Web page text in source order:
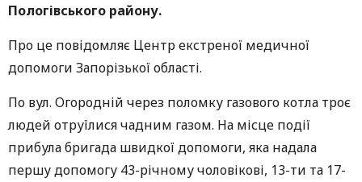
Пологівського району.
Про це повідомляє Центр екстреної медичної
допомоги Запорізької області.
По вул. Огородній через поломку газового котла троє
людей отруїлися чадним газом. На місце події
прибула бригада швидкої допомоги, яка надала
першу допомогу 43-річному чоловікові, 13-ти та 17-